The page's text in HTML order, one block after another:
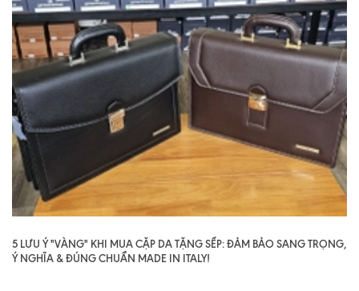
5 LƯU Ý "VÀNG" KHI MUA CẶP DA TẶNG SẾP: ĐẢM BẢO SANG TRỌNG,
Ý NGHĨA & ĐÚNG CHUẨN MADE IN ITALY!